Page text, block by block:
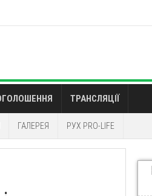
ТРАНСЛЯЦІЇ
ГАЛЕРЕЯ РУХ PRO-LIFE